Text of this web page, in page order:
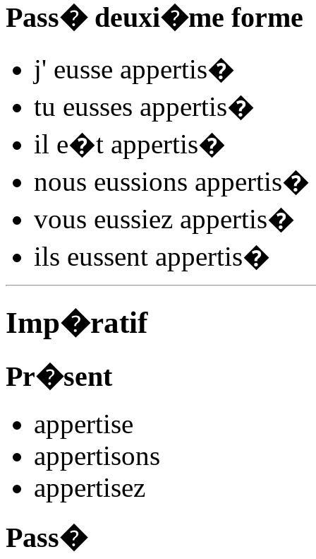
Pass� deuxi�me forme
j' eusse appertis�
tu eusses appertis�
il e�t appertis�
nous eussions appertis�
vous eussiez appertis�
ils eussent appertis�
Imp�ratif
Pr�sent
appertise
appertisons
appertisez
Pass�